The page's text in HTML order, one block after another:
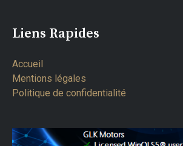
Liens Rapides
Accueil
Mentions légales
Politique de confidentialité